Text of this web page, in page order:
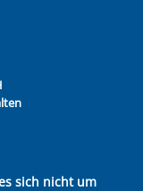
sich nicht um